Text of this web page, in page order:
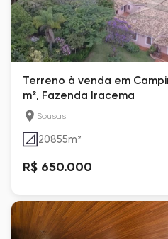
Terreno à venda em
m², Fazenda Iracema
Sousas
20855m²
R$ 650.000